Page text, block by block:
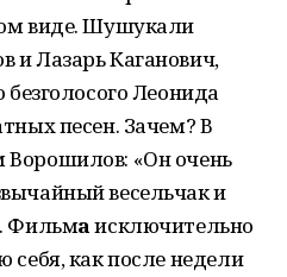
виде. Шушукали
и Лазарь Каганович,
безголосого Леонида
песен. Зачем? В
«Он очень
весельчак и
Фильмаисключительно
себя, как после недели